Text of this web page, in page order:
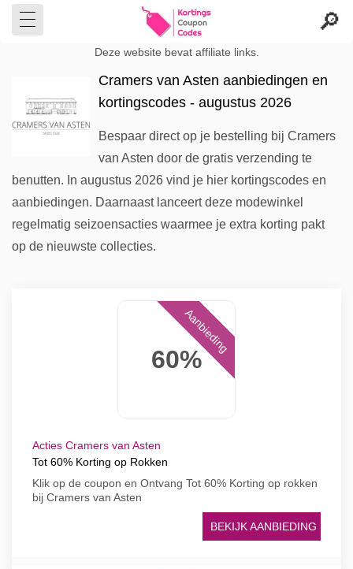
Deze website bevat affiliate links.
Cramers van Asten aanbiedingen en
kortingscodes - augustus 2026
Bespaar direct op je bestelling bij Cramers
van Asten door de gratis verzending te
benutten. In augustus 2026 vind je hier kortingscodes en
aanbiedingen. Daarnaast lanceert deze modewinkel
regelmatig seizoensacties waarmee je extra korting pakt
op de nieuwste collecties.
60%
Aanbieding
Acties Cramers van Asten
Tot 60% Korting op Rokken
Klik op de coupon en Ontvang Tot 60% Korting op rokken
bij Cramers van Asten
BEKIJK AANBIEDING